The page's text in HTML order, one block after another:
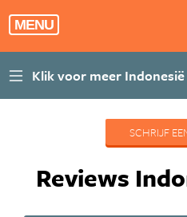
MENU
SCHRIJF
Reviews